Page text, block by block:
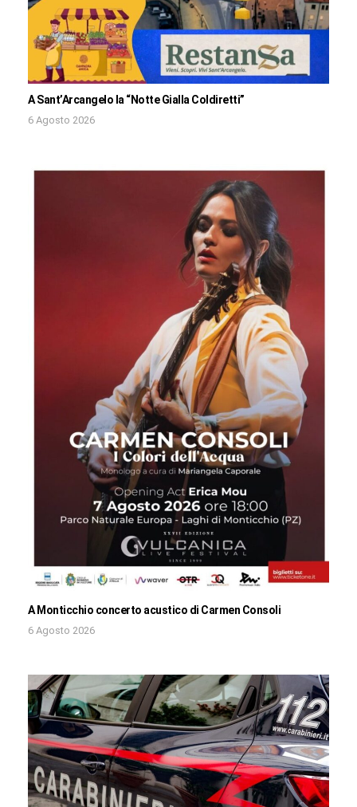
A Sant’Arcangelo la “Notte Gialla Coldiretti”
6 Agosto 2026
A Monticchio concerto acustico di Carmen Consoli
6 Agosto 2026